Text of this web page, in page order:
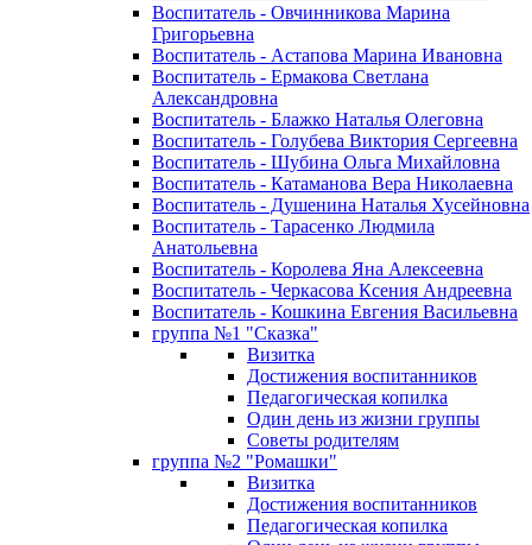
Воспитатель - Овчинникова Марина
Григорьевна
Воспитатель - Астапова Марина Ивановна
Воспитатель - Ермакова Светлана
Александровна
Воспитатель - Блажко Наталья Олеговна
Воспитатель - Голубева Виктория Сергеевна
Воспитатель - Шубина Ольга Михайловна
Воспитатель - Катаманова Вера Николаевна
Воспитатель - Душенина Наталья Хусейновна
Воспитатель - Тарасенко Людмила
Анатольевна
Воспитатель - Королева Яна Алексеевна
Воспитатель - Черкасова Ксения Андреевна
Воспитатель - Кошкина Евгения Васильевна
группа №1 "Сказка"
Визитка
Достижения воспитанников
Педагогическая копилка
Один день из жизни группы
Советы родителям
группа №2 "Ромашки"
Визитка
Достижения воспитанников
Педагогическая копилка